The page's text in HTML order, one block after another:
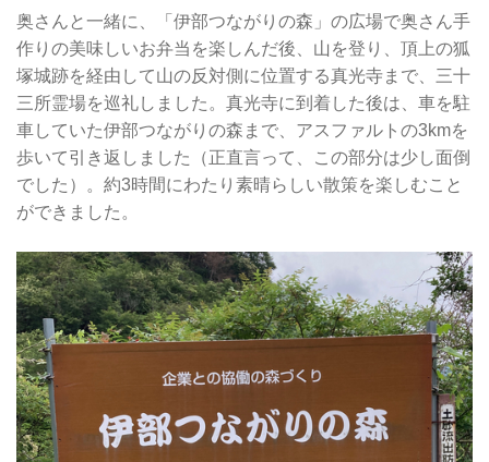
奥さんと一緒に、「伊部つながりの森」の広場で奥さん手
作りの美味しいお弁当を楽しんだ後、山を登り、頂上の狐
塚城跡を経由して山の反対側に位置する真光寺まで、三十
三所霊場を巡礼しました。真光寺に到着した後は、車を駐
車していた伊部つながりの森まで、アスファルトの3kmを
歩いて引き返しました（正直言って、この部分は少し面倒
でした）。約3時間にわたり素晴らしい散策を楽しむこと
ができました。